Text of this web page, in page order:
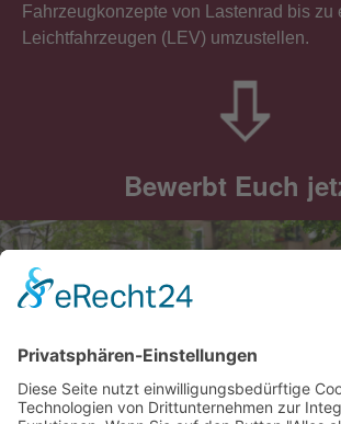
Fahrzeugkonzepte von Lastenrad bis zu
Leichtfahrzeugen (LEV) umzustellen.
Bewerbt Euch